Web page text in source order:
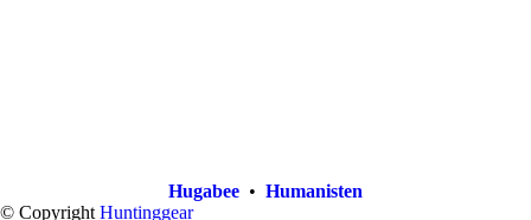
Hugabee• Humanisten
© Copyright Huntinggear